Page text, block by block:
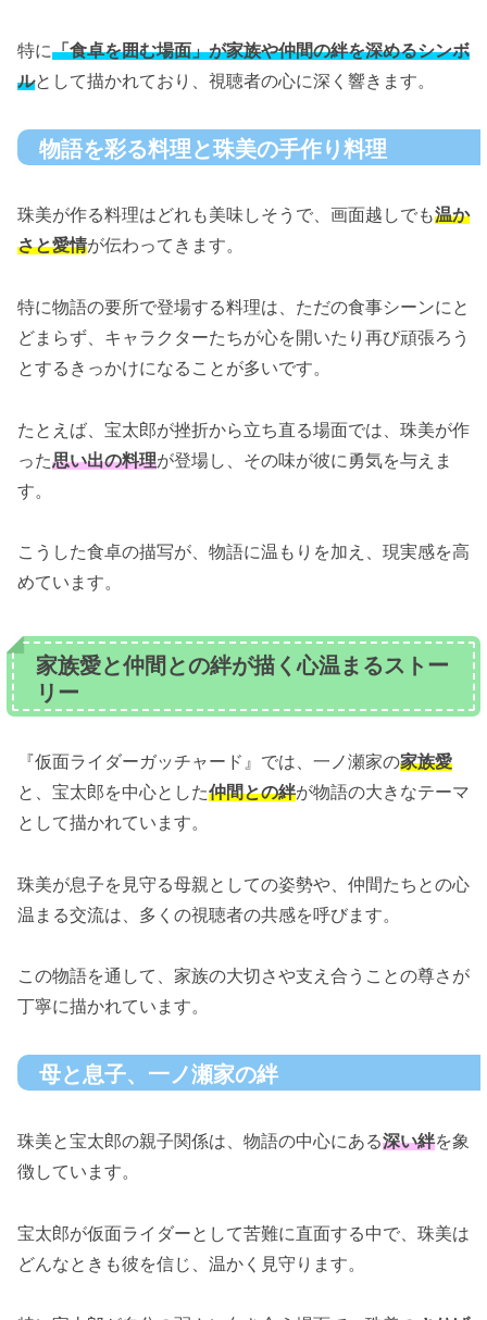
特に「食卓を囲む場面」が家族や仲間の絆を深めるシンボ
ルとして描かれており、視聴者の心に深く響きます。
物語を彩る料理と珠美の手作り料理
珠美が作る料理はどれも美味しそうで、画面越しでも温か
さと愛情が伝わってきます。
特に物語の要所で登場する料理は、ただの食事シーンにと
どまらず、キャラクターたちが心を開いたり再び頑張ろう
とするきっかけになることが多いです。
たとえば、宝太郎が挫折から立ち直る場面では、珠美が作
った思い出の料理が登場し、その味が彼に勇気を与えま
す。
こうした食卓の描写が、物語に温もりを加え、現実感を高
めています。
家族愛と仲間との絆が描く心温まるストー
リー
『仮面ライダーガッチャード』では、一ノ瀬家の家族愛
と、宝太郎を中心とした仲間との絆が物語の大きなテーマ
として描かれています。
珠美が息子を見守る母親としての姿勢や、仲間たちとの心
温まる交流は、多くの視聴者の共感を呼びます。
この物語を通して、家族の大切さや支え合うことの尊さが
丁寧に描かれています。
母と息子、一ノ瀬家の絆
珠美と宝太郎の親子関係は、物語の中心にある深い絆を象
徴しています。
宝太郎が仮面ライダーとして苦難に直面する中で、珠美は
どんなときも彼を信じ、温かく見守ります。